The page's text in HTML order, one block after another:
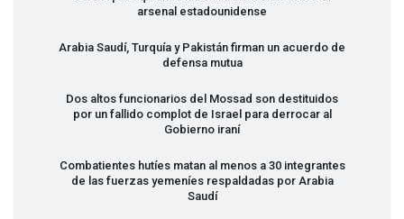
arsenal estadounidense
Arabia Saudí, Turquía y Pakistán firman un acuerdo de
defensa mutua
Dos altos funcionarios del Mossad son destituidos
por un fallido complot de Israel para derrocar al
Gobierno iraní
Combatientes hutíes matan al menos a 30 integrantes
de las fuerzas yemeníes respaldadas por Arabia
Saudí